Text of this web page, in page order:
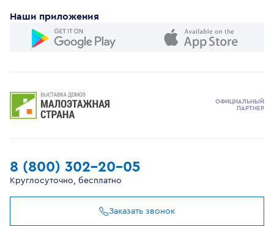
Наши приложения
8 (800) 302-20-05
Круглосуточно, бесплатно
Заказать звонок
ОФИЦИАЛЬНЫЙ
ПАРТНЕР